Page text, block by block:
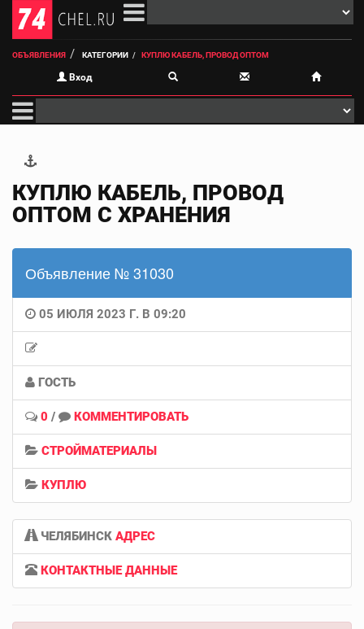
ОБЪЯВЛЕНИЯ КАТЕГОРИИ КУПЛЮ КАБЕЛЬ, ПРОВОД ОПТОМ
Вход
КУПЛЮ КАБЕЛЬ, ПРОВОД
ОПТОМ С ХРАНЕНИЯ
Объявление № 31030
05 ИЮЛЯ 2023 Г. В 09:20
ГОСТЬ
0 / КОММЕНТИРОВАТЬ
СТРОЙМАТЕРИАЛЫ
КУПЛЮ
ЧЕЛЯБИНСК АДРЕС
КОНТАКТНЫЕ ДАННЫЕ